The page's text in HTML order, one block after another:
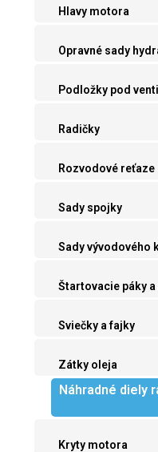
Hlavy motora
Opravné sady
Podložky pod
Radičky
Rozvodové reťaze
Sady spojky
Sady vývodového
Štartovacie páky
Sviečky a fajky
Zátky oleja
Náhradné diely
Kryty motora